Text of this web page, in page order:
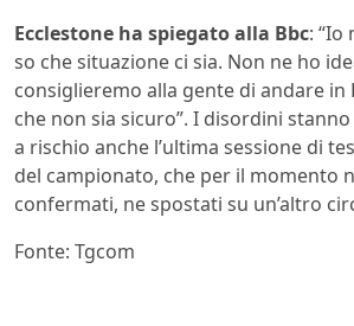
Ecclestone ha spiegato alla Bbc: “Io
so che situazione ci sia. Non ne ho
consiglieremo alla gente di andare in
che non sia sicuro”. I disordini
a rischio anche l’ultima sessione di
del campionato, che per il momento
confermati, ne spostati su un’altro
Fonte: Tgcom